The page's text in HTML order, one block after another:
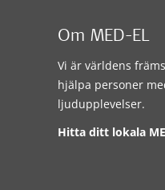
Om MED-EL
Vi är världens
hjälpa personer
ljudupplevelser.
Hitta ditt lokala